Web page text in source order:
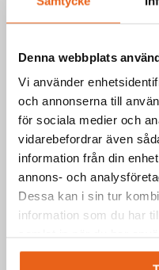
Denna webbplats
Vi använder
och annonserna till
för sociala medier och
vidarebefordrar även
information från din
annons- och
Dessa kan i sin tur
information som du har
EAN-kod: 7340090222351
Välj product
Teknisk information